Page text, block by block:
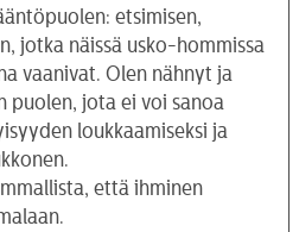
etsimisen,
jotka näissä usko-hommissa
vaanivat. Olen nähnyt ja
puolen, jota ei voi sanoa
loukkaamiseksi ja
että ihminen